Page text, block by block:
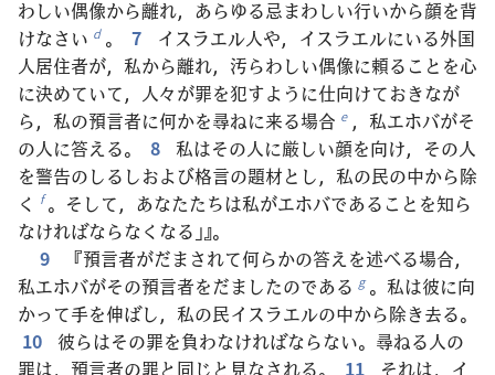
わしい偶像から離れ，あらゆる忌まわしい行いから顔を背
けなさい d 。 7
イスラエル人や，イスラエルにいる外国
人居住者が，私から離れ，汚らわしい偶像に頼ることを心
に決めていて，人々が罪を犯すように仕向けておきなが
ら，私の預言者に何かを尋ねに来る場合 e ，私エホバがそ
の人に答える。
8
私はその人に厳しい顔を向け，その人
を警告のしるしおよび格言の題材とし，私の民の中から除
く f 。そして，あなたたちは私がエホバであることを知ら
なければならなくなる」』。
9
『預言者がだまされて何らかの答えを述べる場合，
私エホバがその預言者をだましたのである g 。私は彼に向
かって手を伸ばし，私の民イスラエルの中から除き去る。
10
彼らはその罪を負わなければならない。尋ねる人の
罪は，預言者の罪と同じと見なされる。
11
それは，イ